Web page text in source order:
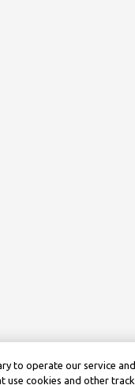
to operate our service
cookies and other